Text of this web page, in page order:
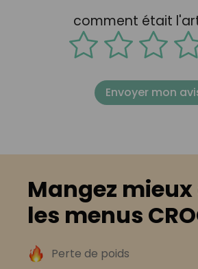
comment était
Envoyer mon
Mangez
les menus
Perte de poids